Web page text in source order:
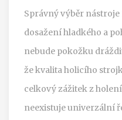
Správný výběr nástroje
dosažení hladkého a
nebude pokožku
že kvalita holicího
celkový zážitek z
neexistuje univerzální